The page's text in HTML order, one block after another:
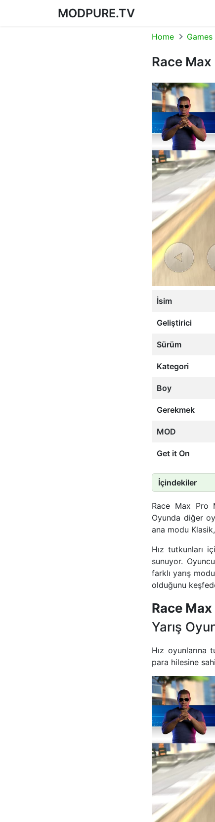
MODPURE.TV
Home Games
Race Max
İsim
Geliştirici
Sürüm
Kategori
Boy
Gerekmek
MOD
Get it On
İçindekiler
Race Max Pro
Oyunda diğer
ana modu
Hız tutkunları
sunuyor.
farklı yarış
olduğunu
Race
Yarış
Hız oyunlarına
para hilesine